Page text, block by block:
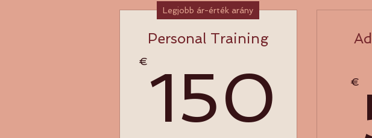
Legjobb ár-érték arány
Personal Training
€ 150 €